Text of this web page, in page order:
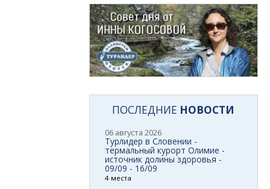
ПОСЛЕДНИЕ НОВОСТИ
06 августа 2026
Турлидер в Словении -
термальный курорт Олимие -
источник долины здоровья -
09/09 - 16/09
4 места